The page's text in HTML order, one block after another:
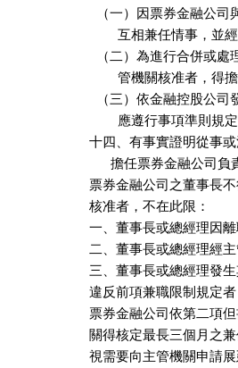
（一）因票券金融公
互相兼任情事，並
（二）為進行合併或
管機關核准者，
（三）依金融控股公
應遵行事項準則規
十四、有事實證明從事
擔任票券金融公司負
票券金融公司之董事長
核准者，不在此限：
一、董事長或總經理因離
二、董事長或總經理經主
三、董事長或總經理發
違反前項兼職限制規定者
票券金融公司依第二項
關得核定最長三個月之
視需要向主管機關申請展